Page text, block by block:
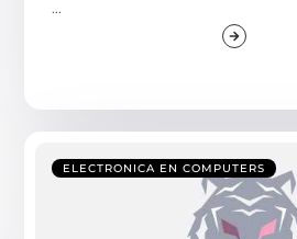
...
ELECTRONICA EN COMPUTERS